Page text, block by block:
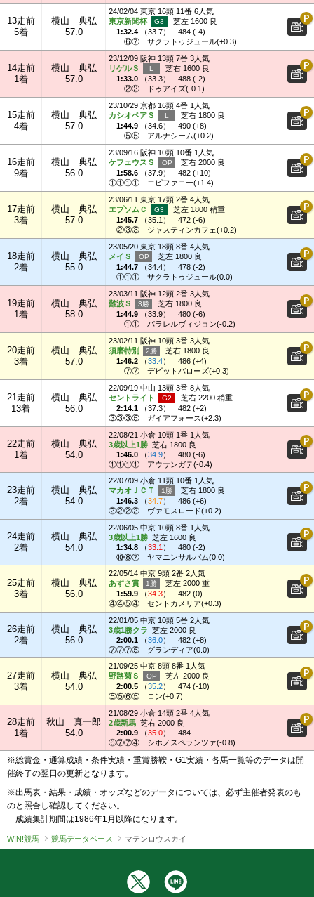
13走前
5着
横山 典弘
57.0
24/02/04 東京 16頭 11番 6人気
東京新聞杯
芝左 1600 良
1:32.4 （33.7）
484 (-4)
⑥⑦
サクラトゥジュール(+0.3)
14走前
1着
横山 典弘
57.0
23/12/09 阪神 13頭 7番 3人気
リゲルＳ
芝右 1600 良
1:33.0 （33.3）
488 (-2)
②②
ドゥアイズ(-0.1)
15走前
4着
横山 典弘
57.0
23/10/29 京都 16頭 4番 1人気
カシオペアＳ
芝右 1800 良
1:44.9 （34.6）
490 (+8)
⑤⑤
アルナシーム(+0.2)
16走前
9着
横山 典弘
56.0
23/09/16 阪神 10頭 10番 1人気
ケフェウスＳ
芝右 2000 良
1:58.6 （37.9）
482 (+10)
①①①①
エピファニー(+1.4)
17走前
3着
横山 典弘
57.0
23/06/11 東京 17頭 2番 4人気
エプソムＣ
芝左 1800 稍重
1:45.7 （35.1 ）
472 (-6)
②③③
ジャスティンカフェ(+0.2)
18走前
2着
横山 典弘
55.0
23/05/20 東京 18頭 8番 4人気
メイＳ
芝左 1800 良
1:44.7 （34.4）
478 (-2)
①①①
サクラトゥジュール(0.0)
19走前
1着
横山 典弘
58.0
23/03/11 阪神 12頭 2番 3人気
難波Ｓ
芝右 1800 良
1:44.9 （33.9）
480 (-6)
①①
パラレルヴィジョン(-0.2)
20走前
3着
横山 典弘
57.0
23/02/11 阪神 10頭 3番 3人気
須磨特別
芝右 1800 良
1:46.2 （33.4）
486 (+4)
⑦⑦
デビットバローズ(+0.3)
21走前
13着
横山 典弘
56.0
22/09/19 中山 13頭 3番 8人気
セントライト
芝右 2200 稍重
2:14.1 （37.3）
482 (+2)
③③③⑤
ガイアフォース(+2.3)
22走前
1着
横山 典弘
54.0
22/08/21 小倉 10頭 1番 1人気
3歳以上1勝 芝右 1800 良
1:46.0 （34.9）
480 (-6)
①①①①
アウサンガテ(-0.4)
23走前
2着
横山 典弘
54.0
22/07/09 小倉 11頭 10番 1人気
マカオＪＣＴ
芝右 1800 良
1:46.3 （34.7）
486 (+6)
②②②②
ヴァモスロード(+0.2)
24走前
2着
横山 典弘
54.0
22/06/05 中京 10頭 8番 1人気
3歳以上1勝 芝左 1600 良
1:34.8 （33.1 ）
480 (-2)
⑩⑧⑦
ヤマニンサルバム(0.0)
25走前
3着
横山 典弘
56.0
22/05/14 中京 9頭 2番 2人気
あずさ賞
芝左 2000 重
1:59.9 （34.3）
482 (0)
④④⑤④
セントカメリア(+0.3)
26走前
2着
横山 典弘
56.0
22/01/05 中京 10頭 5番 2人気
3歳1勝クラ 芝左 2000 良
2:00.1 （36.0）
482 (+8)
⑦⑦⑦⑤
グランディア(0.0)
27走前
3着
横山 典弘
54.0
21/09/25 中京 8頭 8番 1人気
野路菊Ｓ
芝左 2000 良
2:00.5 （35.2）
474 (-10)
⑤⑤⑥⑤
ロン(+0.7)
28走前
1着
秋山 真一郎
54.0
21/08/29 小倉 14頭 2番 4人気
2歳新馬 芝右 2000 良
2:00.9 （35.0）
484
⑥⑦⑦④
シホノスペランツァ(-0.8)
※総賞金・通算成績・条件実績・重賞勝鞍・G1実績・各馬一覧等のデータは開
催終了の翌日の更新となります。
※出馬表・結果・成績・オッズなどのデータについては、必ず主催者発表のも
のと照合し確認してください。
成績集計期間は1986年1月以降になります。
WIN!競馬 競馬データベース マテンロウスカイ